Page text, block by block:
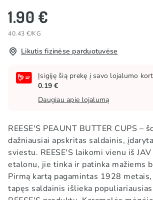
1.90 €
40.43 €/KG
Likutis fizinėse parduotuvėse
Įsigiję šią prekę į savo lojalumo
0.19 €
Daugiau apie lojalumą
REESE'S PEAUNT BUTTER CUPS –
dažniausiai apskritas saldainis,
sviestu. REESE'S laikomi vienu iš JAV
etalonu, jie tinka ir patinka mažiems
Pirmą kartą pagamintas 1928
tapęs saldainis išlieka